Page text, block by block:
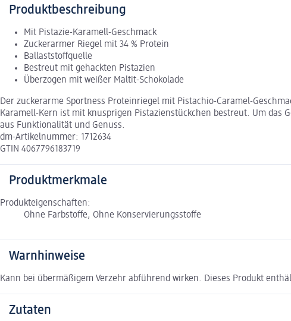
Produktbeschreibung
Mit Pistazie-Karamell-Geschmack
Zuckerarmer Riegel mit 34 % Protein
Ballaststoffquelle
Bestreut mit gehackten Pistazien
Überzogen mit weißer Maltit-Schokolade
Der zuckerarme Sportness Proteinriegel mit Pistachio-Caramel-
Karamell-Kern ist mit knusprigen Pistazienstückchen bestreut. Um das
aus Funktionalität und Genuss.
dm-Artikelnummer: 1712634
GTIN 4067796183719
Produktmerkmale
Produkteigenschaften:
Ohne Farbstoffe, Ohne Konservierungsstoffe
Warnhinweise
Kann bei übermäßigem Verzehr abführend wirken. Dieses Produkt
Zutaten